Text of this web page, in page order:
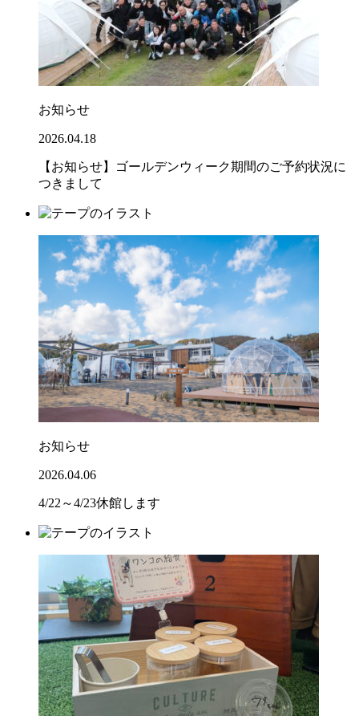
お知らせ
2026.04.18
【お知らせ】ゴールデンウィーク期間のご予約状況に
つきまして
お知らせ
2026.04.06
4/22～4/23休館します